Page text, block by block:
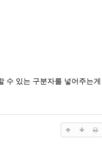
수 있는 구분자를 넣어주는게